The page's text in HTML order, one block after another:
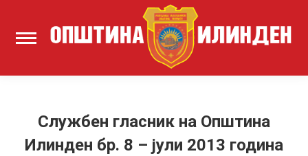
Службен гласник на Општина
Илинден бр. 8 – јули 2013 година